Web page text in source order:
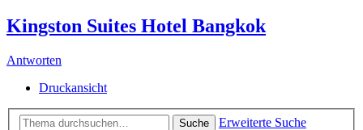
Kingston Suites Hotel Bangkok
Antworten
Druckansicht
Suche
Erweiterte Suche